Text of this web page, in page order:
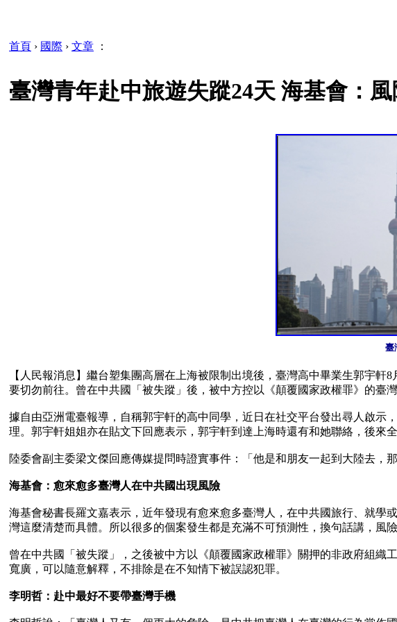
首頁 › 國際 › 文章 ：
臺灣青年赴中旅遊失蹤24天 海基會：風
臺
【人民報消息】繼台塑集團高層在上海被限制出境後，臺灣高中畢業生郭宇
要切勿前往。曾在中共國「被失蹤」後，被中方控以《顛覆國家政權罪》的臺
據自由亞洲電臺報導，自稱郭宇軒的高中同學，近日在社交平台發出尋人啟示
理。郭宇軒姐姐亦在貼文下回應表示，郭宇軒到達上海時還有和她聯絡，後來
陸委會副主委梁文傑回應傳媒提問時證實事件：「他是和朋友一起到大陸去，
海基會：愈來愈多臺灣人在中共國出現風險
海基會秘書長羅文嘉表示，近年發現有愈來愈多臺灣人，在中共國旅行、就
灣這麼清楚而具體。所以很多的個案發生都是充滿不可預測性，換句話講，風
曾在中共國「被失蹤」，之後被中方以《顛覆國家政權罪》關押的非政府組
寬廣，可以隨意解釋，不排除是在不知情下被誤認犯罪。
李明哲：赴中最好不要帶臺灣手機